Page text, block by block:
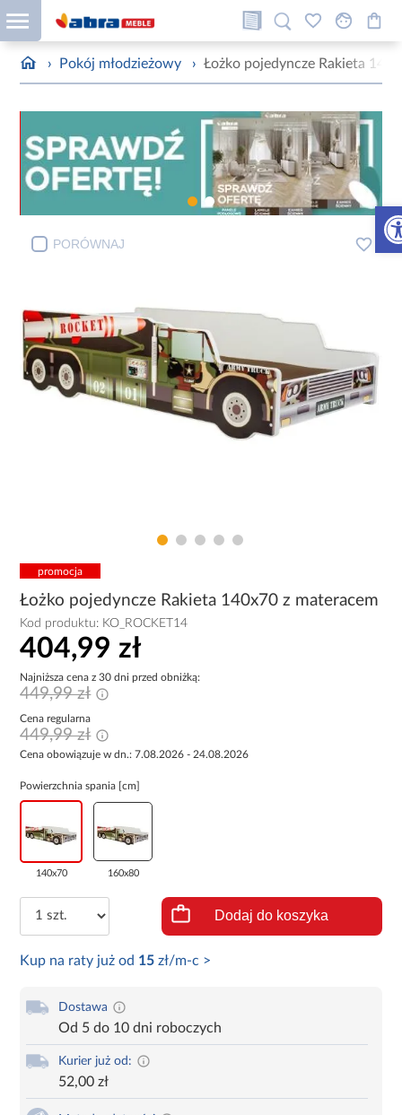
› Pokój młodzieżowy › Łożko pojedyncze Rakieta
PORÓWNAJ
promocja
Łożko pojedyncze Rakieta 140x70 z materacem
Kod produktu: KO_ROCKET14
404,99 zł
Najniższa cena z 30 dni przed obniżką:
449,99 zł
Cena regularna
449,99 zł
Cena obowiązuje w dn.: 7.08.2026 - 24.08.2026
Powierzchnia spania [cm]
140x70 160x80
Dodaj do koszyka
Kup na raty już od 15 zł/m-c >
Dostawa
Od 5 do 10 dni roboczych
Kurier już od:
52,00 zł